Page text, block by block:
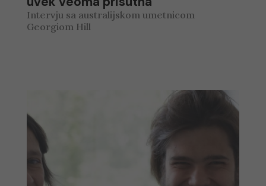
Intervju sa australijskom umetnicom
Georgiom Hill